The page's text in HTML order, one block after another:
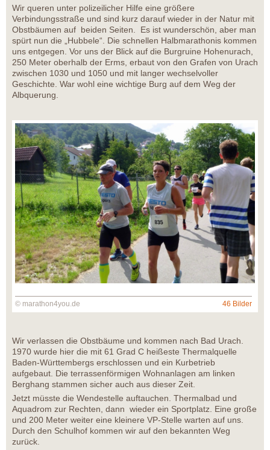
Wir queren unter polizeilicher Hilfe eine größere
Verbindungsstraße und sind kurz darauf wieder in der Natur mit
Obstbäumen auf beiden Seiten. Es ist wunderschön, aber man
spürt nun die „Hubbele“. Die schnellen Halbmarathonis kommen
uns entgegen. Vor uns der Blick auf die Burgruine Hohenurach,
250 Meter oberhalb der Erms, erbaut von den Grafen von Urach
zwischen 1030 und 1050 und mit langer wechselvoller
Geschichte. War wohl eine wichtige Burg auf dem Weg der
Albquerung.
© marathon4you.de 46 Bilder
Wir verlassen die Obstbäume und kommen nach Bad Urach.
1970 wurde hier die mit 61 Grad C heißeste Thermalquelle
Baden-Württembergs erschlossen und ein Kurbetrieb
aufgebaut. Die terrassenförmigen Wohnanlagen am linken
Berghang stammen sicher auch aus dieser Zeit.
Jetzt müsste die Wendestelle auftauchen. Thermalbad und
Aquadrom zur Rechten, dann wieder ein Sportplatz. Eine große
und 200 Meter weiter eine kleinere VP-Stelle warten auf uns.
Durch den Schulhof kommen wir auf den bekannten Weg
zurück.